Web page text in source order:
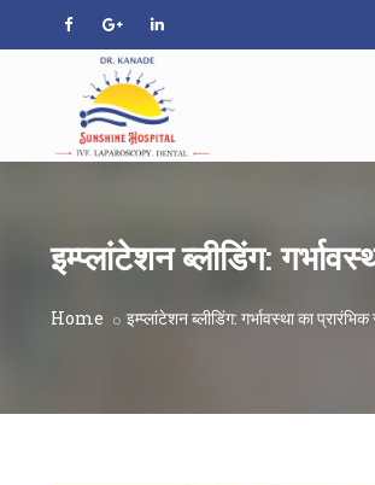
इम्प्लांटेशन ब्लीडिंग:
Home इम्प्लांटेशन ब्लीडिंग: गर्भावस्था का